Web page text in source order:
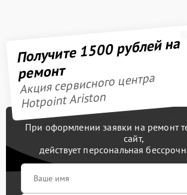
Получите 1500 рублей на
ремонт
Акция сервисного центра
Hotpoint Ariston
При оформлении заявки на ремонт
сайт,
действует персональная